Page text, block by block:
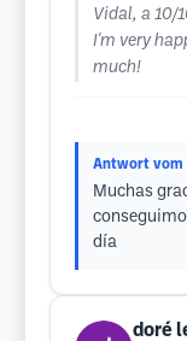
Vidal, a 10/
I'm very
much!
Antwort vom
Muchas
día
doré